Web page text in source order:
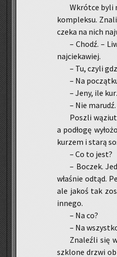
Wkrót­ce byli
kom­plek­su.
czeka na nich
– Chodź. –
naj­cie­ka­wiej.
– Tu, czyli
– Na
– Jeny, ile
– Nie ma­rudź.
Po­szli
a pod­ło­gę
ku­rzem i starą
– Co to jest?
– Bo­czek.
wła­śnie odtąd.
ale jakoś tak
in­ne­go.
– Na co?
– Na
Zna­leź­li się
szklo­ne drzwi